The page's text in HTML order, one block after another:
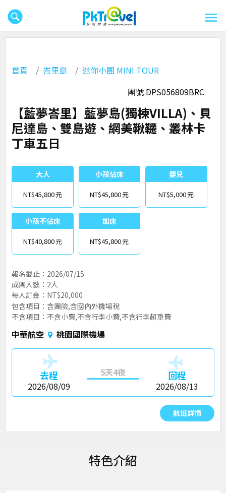
首頁 峇里島
迷你小團 MINI TOUR
團號 DPS056809BRC
【藍夢峇里】藍夢島(獨棟VILLA)、貝
尼達島、雙島遊、網美鞦韆、叢林卡
丁車五日
大人
NT$45,800
小孩佔床
NT$45,800
嬰兒
NT$5,000
小孩不佔床
NT$40,800
加床
NT$45,800
報名截止：2026/07/15
成團人數：2人
每人訂金：NT$20,000
包含項目：含團險,含國內外機場稅
不含項目：不含小費,不含行李小費,不含行李超重費
中華航空 桃園國際機場
去程
2026/08/09
5天4夜 回程
2026/08/13
航班詳情
特色介紹